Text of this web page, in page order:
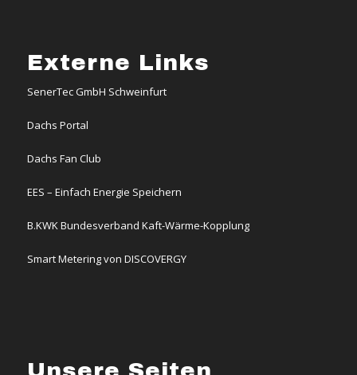
Externe Links
SenerTec GmbH Schweinfurt
Dachs Portal
Dachs Fan Club
EES – Einfach Energie Speichern
B.KWK Bundesverband Kaft-Wärme-Kopplung
Smart Metering von DISCOVERGY